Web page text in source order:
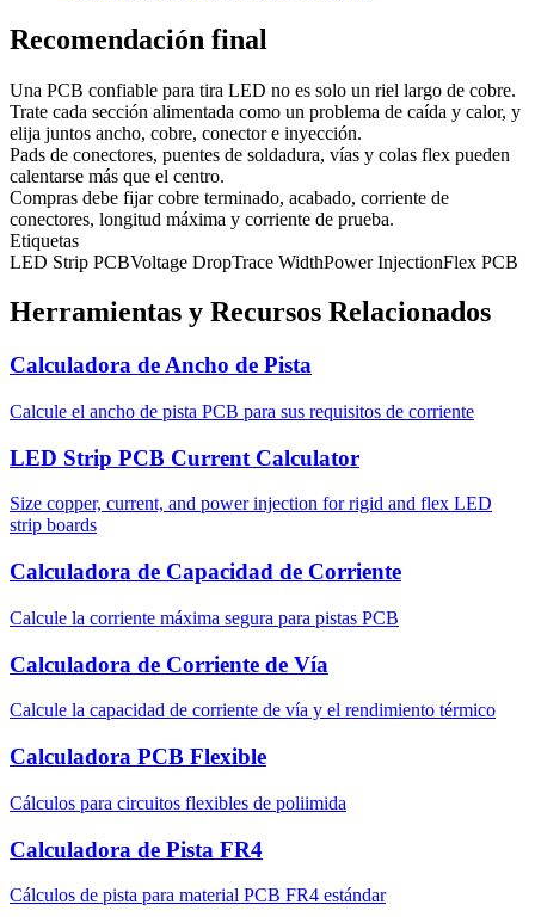
Recomendación final
Una PCB confiable para tira LED no es solo un riel largo de cobre.
Trate cada sección alimentada como un problema de caída y calor, y
elija juntos ancho, cobre, conector e inyección.
Pads de conectores, puentes de soldadura, vías y colas flex pueden
calentarse más que el centro.
Compras debe fijar cobre terminado, acabado, corriente de
conectores, longitud máxima y corriente de prueba.
Etiquetas
LED Strip PCBVoltage DropTrace WidthPower InjectionFlex PCB
Herramientas y Recursos Relacionados
Calculadora de Ancho de Pista
Calcule el ancho de pista PCB para sus requisitos de corriente
LED Strip PCB Current Calculator
Size copper, current, and power injection for rigid and flex LED
strip boards
Calculadora de Capacidad de Corriente
Calcule la corriente máxima segura para pistas PCB
Calculadora de Corriente de Vía
Calcule la capacidad de corriente de vía y el rendimiento térmico
Calculadora PCB Flexible
Cálculos para circuitos flexibles de poliimida
Calculadora de Pista FR4
Cálculos de pista para material PCB FR4 estándar